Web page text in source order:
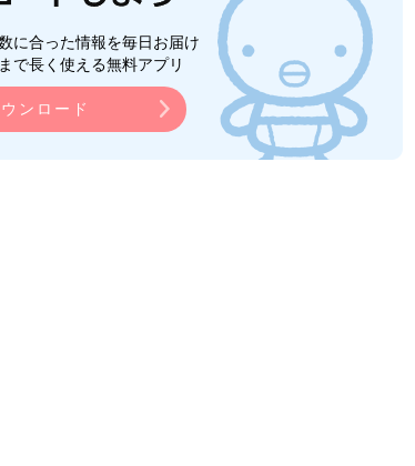
に合った情報を毎日お届け
で長く使える無料アプリ
ンロード